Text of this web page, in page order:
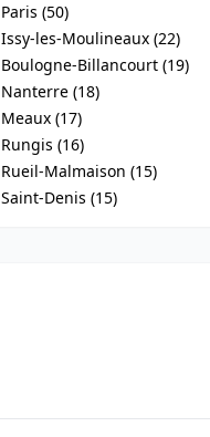
Paris (50)
Issy-les-Moulineaux (22)
Boulogne-Billancourt (19)
Nanterre (18)
Meaux (17)
Rungis (16)
Rueil-Malmaison (15)
Saint-Denis (15)